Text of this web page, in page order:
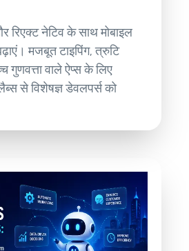
रिएक्ट नेटिव के साथ मोबाइल
मजबूत टाइपिंग, त्रुटि
गुणवत्ता वाले ऐप्स के लिए
से विशेषज्ञ डेवलपर्स को